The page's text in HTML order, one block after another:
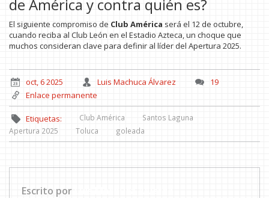
de América y contra quién es?
El siguiente compromiso de Club América será el 12 de octubre,
cuando reciba al Club León en el Estadio Azteca, un choque que
muchos consideran clave para definir al líder del Apertura 2025.
oct, 6 2025 Luis Machuca Álvarez
19
Enlace permanente
Etiquetas: Club América
Santos Laguna
Apertura 2025
Toluca goleada
Escrito por